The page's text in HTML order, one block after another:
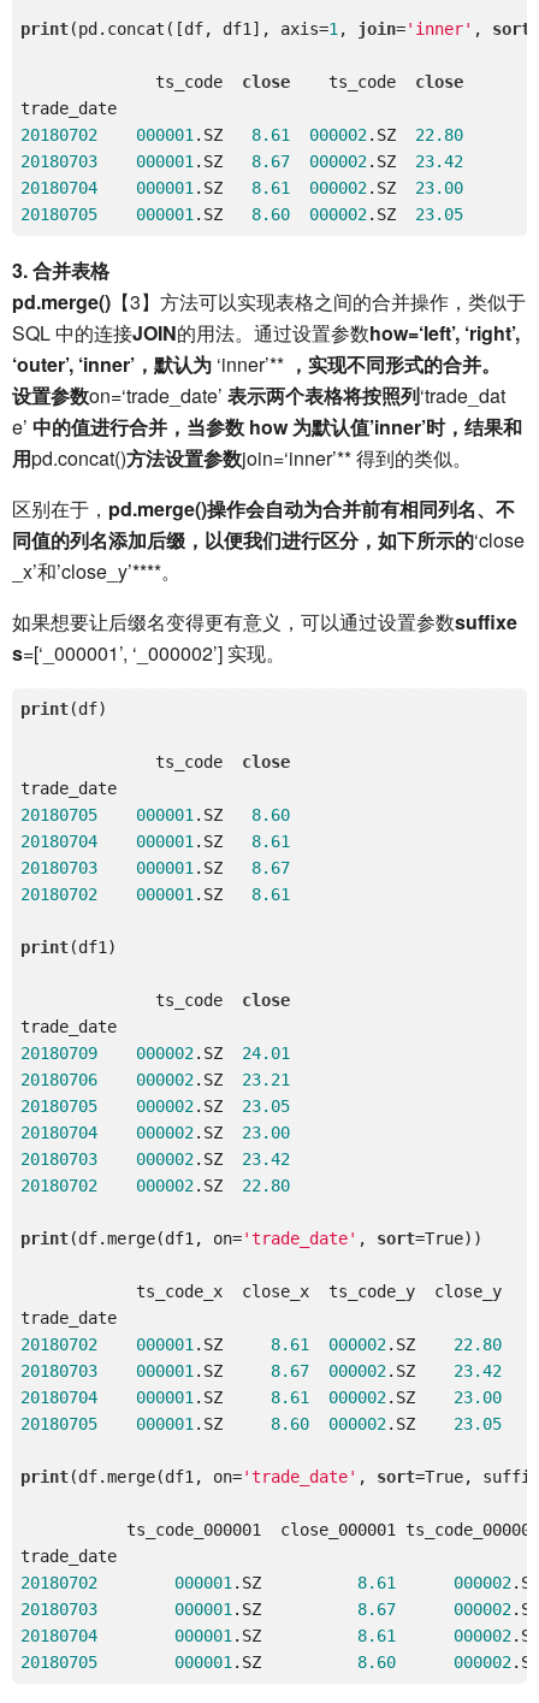
print(pd.concat([df, df1], axis=1 , join='inner' , sort
ts_code close ts_code close
20180702
000001 .SZ 8.61 000002.SZ 22.80
20180703
000001 .SZ 8.67 000002.SZ 23.42
20180704
000001 .SZ 8.61 000002.SZ 23.00
20180705
000001 .SZ 8.60 000002.SZ 23.05
3. 合并表格
pd.merge() 【3】方法可以实现表格之间的合并操作，类似于
SQL 中的连接JOIN的用法。通过设置参数how=‘left’, ‘right’,
‘outer’, ‘inner’， 默认为 ‘inner’** ，实现不同形式的合并。
设置参数on=‘trade_date’ 表示两个表格将按照列‘trade_dat
e’ 中的值进行合并，当参数 how 为默认值’inner’时，结果和
用pd.concat()方法设置参数join=‘inner’** 得到的类似。
区别在于， pd.merge()操作会自动为合并前有相同列名、不
同值的列名添加后缀，以便我们进行区分，如下所示的‘close
_x’和’close_y’****。
如果想要让后缀名变得更有意义，可以通过设置参数suffixe
s=[‘_000001’, ‘_000002’] 实现。
print(df)
ts_code close
20180705
000001.SZ 8.60
20180704
000001.SZ 8.61
20180703
000001.SZ 8.67
20180702
000001.SZ 8.61
print(df1)
ts_code close
20180709
000002.SZ 24.01
20180706
000002.SZ 23.21
20180705
000002.SZ 23.05
20180704
000002.SZ 23.00
20180703
000002.SZ 23.42
20180702
000002.SZ 22.80
print(df.merge(df1, on='trade_date' , sort=True))
ts_code_x  close_x  ts_code_y  close_y
20180702
000001.SZ 8.61 000002.SZ 22.80
20180703
000001.SZ 8.67 000002.SZ 23.42
20180704
000001.SZ 8.61 000002.SZ 23.00
20180705
000001.SZ 8.60 000002.SZ 23.05
print(df.merge(df1, on='trade_date' , sort=True,
ts_code_000001  close_000001 ts_code_000002
20180702 000001.SZ 8.61 000002
20180703
000001.SZ 8.67 000002
20180704
000001.SZ 8.61 000002
20180705
000001.SZ 8.60 000002